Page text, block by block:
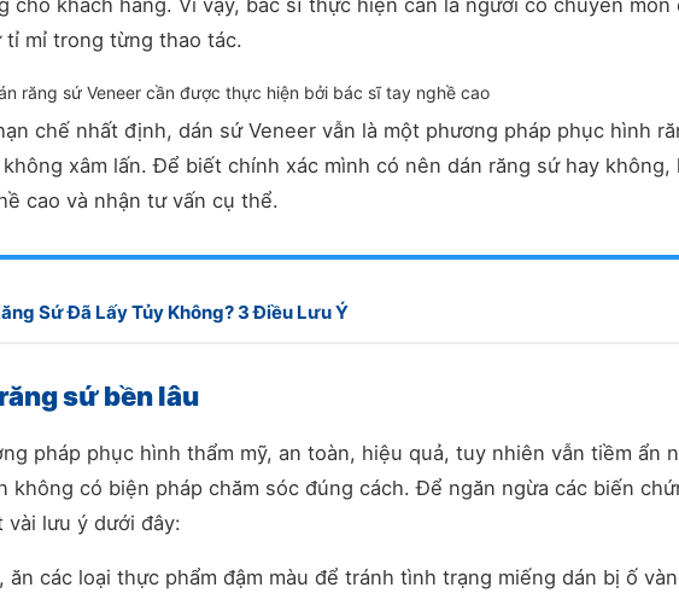
cho khách hàng. Vì vậy, bác sĩ thực hiện cần là người có chuyên môn
mỉ trong từng thao tác.
răng sứ Veneer cần được thực hiện bởi bác sĩ tay nghề cao
chế nhất định, dán sứ Veneer vẫn là một phương pháp phục hình
xâm lấn. Để biết chính xác mình có nên dán răng sứ hay không,
cao và nhận tư vấn cụ thể.
Sứ Đã Lấy Tủy Không? 3 Điều Lưu Ý
sứ bền lâu
pháp phục hình thẩm mỹ, an toàn, hiệu quả, tuy nhiên vẫn tiềm ẩn
không có biện pháp chăm sóc đúng cách. Để ngăn ngừa các biến
vài lưu ý dưới đây:
các loại thực phẩm đậm màu để tránh tình trạng miếng dán bị ố